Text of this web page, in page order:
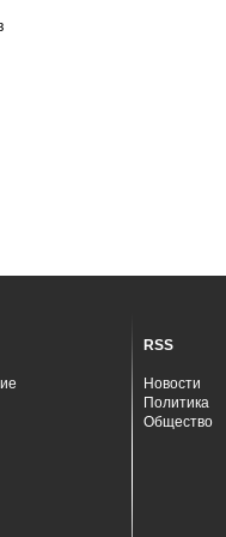
RSS
Новости
Политика
Общество